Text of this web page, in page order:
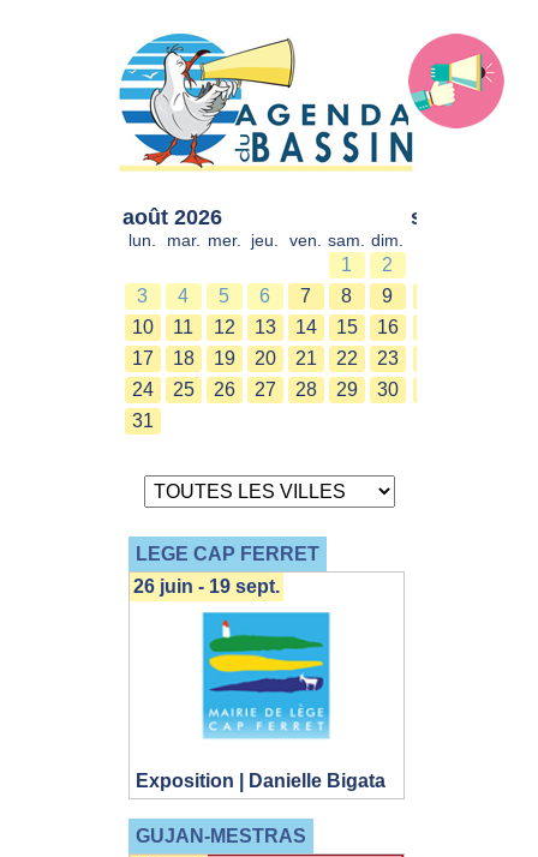
août 2026
lun. mar. mer. jeu. ven. sam. dim.
1
2
3
4 5 6 7 8
9
10
11 12 13 14 15
16
17
18 19 20 21 22
23
24
25 26 27 28 29
30
31
sept. 2026
LEGE CAP FERRET
Exposition | Danielle Bigata
26 juin - 19 sept.
GUJAN-MESTRAS